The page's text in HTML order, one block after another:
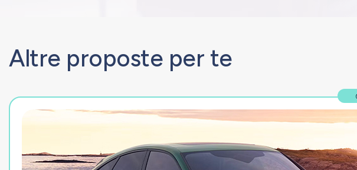
Altre proposte per te